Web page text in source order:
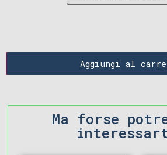
Aggiungi al
Ma forse